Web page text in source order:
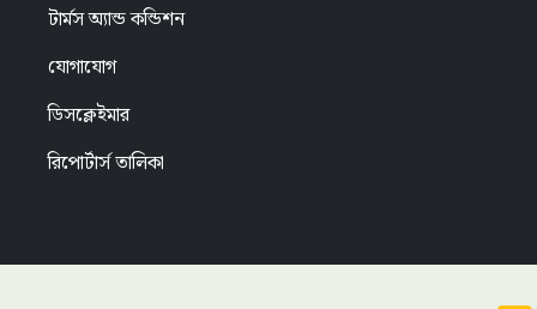
টার্মস অ্যান্ড কন্ডিশন
যোগাযোগ
ডিসক্লেইমার
রিপোর্টার্স তালিকা